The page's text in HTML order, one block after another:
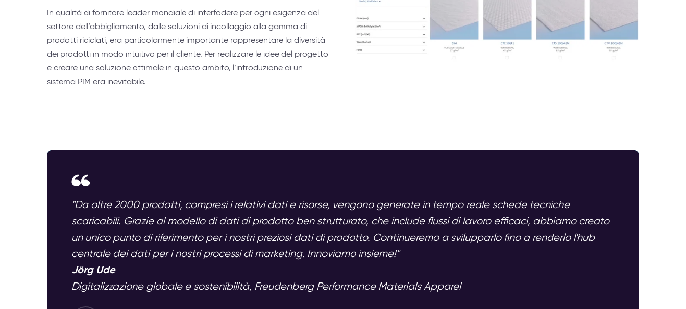
In qualità di fornitore leader mondiale di interfodere per ogni esigenza del
settore dell’abbigliamento, dalle soluzioni di incollaggio alla gamma di
prodotti riciclati, era particolarmente importante rappresentare la diversità
dei prodotti in modo intuitivo per il cliente. Per realizzare le idee del progetto
e creare una soluzione ottimale in questo ambito, l’introduzione di un
sistema PIM era inevitabile.
"Da oltre 2000 prodotti, compresi i relativi dati e risorse, vengono generate in tempo reale schede tecniche
scaricabili. Grazie al modello di dati di prodotto ben strutturato, che include flussi di lavoro efficaci, abbiamo creato
un unico punto di riferimento per i nostri preziosi dati di prodotto. Continueremo a svilupparlo fino a renderlo l'hub
centrale dei dati per i nostri processi di marketing. Innoviamo insieme!"
Jörg Ude
Digitalizzazione globale e sostenibilità, Freudenberg Performance Materials Apparel